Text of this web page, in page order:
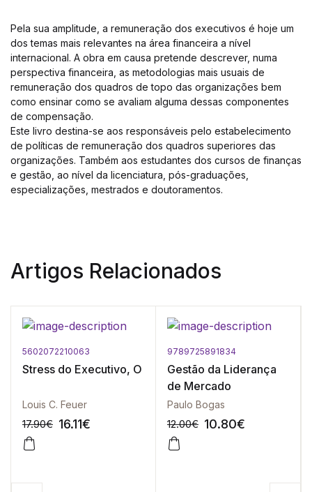
Pela sua amplitude, a remuneração dos executivos é hoje um
dos temas mais relevantes na área financeira a nível
internacional. A obra em causa pretende descrever, numa
perspectiva financeira, as metodologias mais usuais de
remuneração dos quadros de topo das organizações bem
como ensinar como se avaliam alguma dessas componentes
de compensação.
Este livro destina-se aos responsáveis pelo estabelecimento
de políticas de remuneração dos quadros superiores das
organizações. Também aos estudantes dos cursos de finanças
e gestão, ao nível da licenciatura, pós-graduações,
especializações, mestrados e doutoramentos.
Artigos Relacionados
5602072210063
Stress do Executivo, O
Louis C. Feuer
17.90€ 16.11€
9789725891834
Gestão da Liderança
de Mercado
Paulo Bogas
12.00€ 10.80€